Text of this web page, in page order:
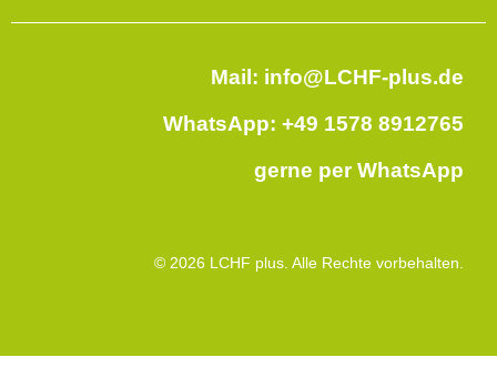
Mail: info@LCHF-plus.de
WhatsApp: +49 1578 8912765
gerne per WhatsApp
© 2026 LCHF plus. Alle Rechte vorbehalten.